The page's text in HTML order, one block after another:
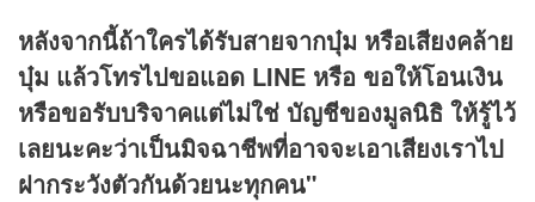
หลังจากนี้ถ้าใครได้รับสายจากบุ๋ม หรือเสียงคล้าย
บุ๋ม แล้วโทรไปขอแอด LINE หรือ ขอให้โอนเงิน
หรือขอรับบริจาคแต่ไม่ใช่ บัญชีของมูลนิธิ ให้รู้ไว้
เลยนะคะว่าเป็นมิจฉาชีพที่อาจจะเอาเสียงเราไป
ฝากระวังตัวกันด้วยนะทุกคน"